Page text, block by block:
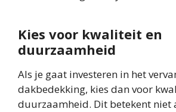
Kies voor kwaliteit en
duurzaamheid
Als je gaat investeren in het
dakbedekking, kies dan voor
duurzaamheid. Dit betekent niet